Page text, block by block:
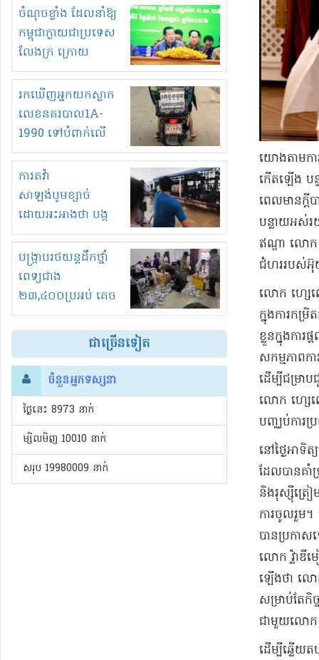
ចំណុចខ្លាំង ដែលនាំឱ្យ
កម្ពុជាក្លាយជាប្រទេស
លែងក្រ ក្រោយ
ឆ្នាំ២០៣០
រកឃើញអ្នកយកស្លាក
លេខនគរបាល1A-
1990 ទៅបំពាក់លើ
ម៉ូតូរបស់ខ្លួន ដាកផ្លាក
រត់ឌុបហើយ
ការតវ៉ា
សាឡង់បូមខ្សាច់
ដោយអះអាងថា បង្ក
បាក់ច្រាំងទន្លេ និង
រំខានទាំងយប់ទាំងថ្ងៃ
បង្ក្រាបរថយន្តដឹកថ្នាំ
ពេទ្យជាង
២៣,៤០០ប្រអប់ គេច
ពន្ធនិងអត់ច្បាប់នាំ
ចូល!?
ជាច្រើនទៀត
ចំនួនអ្នកទស្សនា
ថ្ងៃនេះ​ 8973 នាក់
ម្សិលមិញ 10010 នាក់
សរុប 19980009 នាក់
យោងតាម​កា
កើតឡើង ប
ពេល​មាន​ក្តី
បន្លាយ​អស់​រ
ឥណ្ឌា លោក
ជំហរ​របស់​អ៊ុ
លោក ហ្សេ​ល
ក្នុងការ​កម្
ខ្លួន​ក្នុង​កា
សកម្មភាព​
ដើម្បី​ជម្រា
លោក ហ្សេ​ល
បញ្ឈប់​ការប្
នៅ​ថ្ងៃអា
ដែល​បាន​គាំ
និង​រុ​ស្ស៉ី​ត្រៀ
ការចូលរួម​។
បាន​ប្រកា
លោក វ្ល៉ា​ឌី​
ឡើងថា លោ
សម្រាប់តែ​កិ
ជាមួយ​លោក
ដើម្បី​ឆ្លើយ